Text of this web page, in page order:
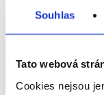
Souhlas
Tato webová
Cookies nejsou
Přidat
Zpět